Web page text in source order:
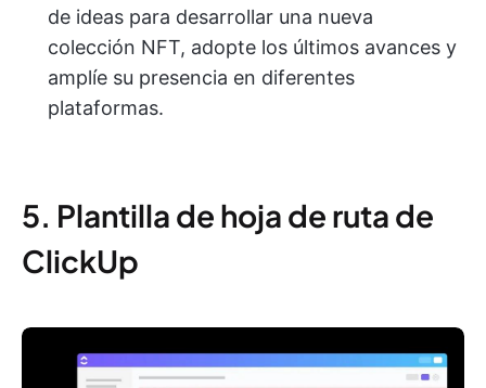
de ideas para desarrollar una nueva
colección NFT, adopte los últimos avances y
amplíe su presencia en diferentes
plataformas.
5. Plantilla de hoja de ruta de
ClickUp